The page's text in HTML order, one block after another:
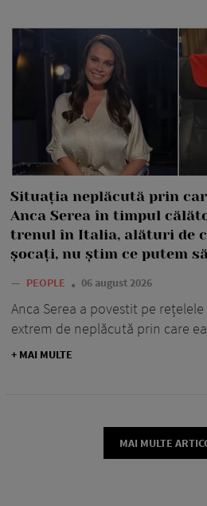
Situația neplăcută prin
Anca Serea în timpul
trenul în Italia, alături de
șocați, nu știm ce putem
— PEOPLE 06 august 2026
Anca Serea a povestit pe
extrem de neplăcută prin care
+ MAI MULTE
MAI MULTE